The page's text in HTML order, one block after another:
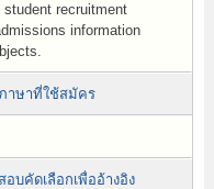
recruitment
information
าษาที่ใช้สมัคร
บคัดเลือกเพื่ออ้างอิง